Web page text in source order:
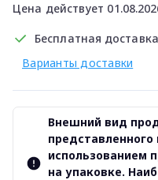
Цена действует
Бесплатная
Варианты доставки
Внешний вид
использованием
на упаковке.